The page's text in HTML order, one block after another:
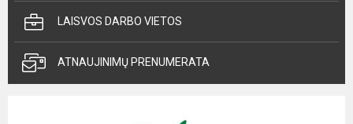
LAISVOS DARBO VIETOS
ATNAUJINIMŲ PRENUMERATA